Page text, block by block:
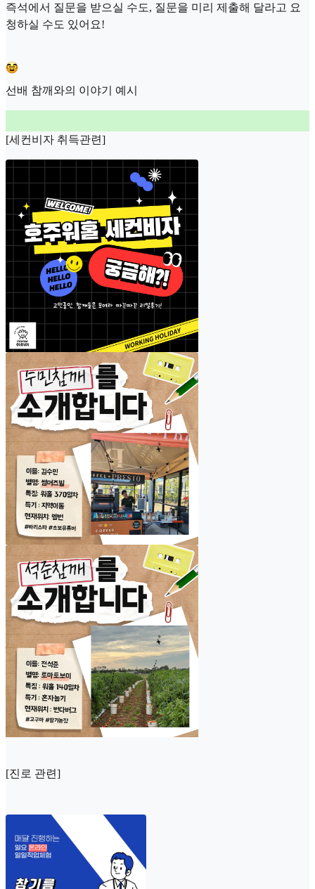
즉석에서 질문을 받으실 수도, 질문을 미리 제출해 달라고 요
청하실 수도 있어요!
선배 참깨와의 이야기 예시
[세컨비자 취득관련]
[진로 관련]